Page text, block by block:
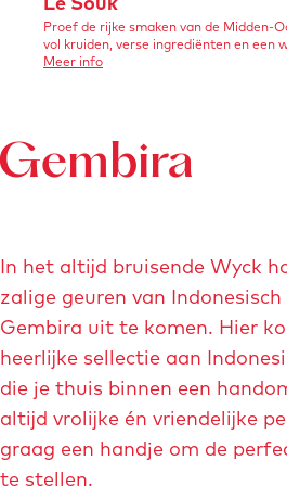
r
i
c
-
m
-
l
o
g
o
-
i
j
e
-
a
a
s
t
e
b
e
d
i
n
g
d
e
l
Proef de rijke smaken van de Midden-
vol kruiden, verse ingrediënten en een
Meer infoo
S
o
e
S
k
In het altijd bruisende Wyck
zalige geuren van
Gembira uit te komen. Hier
heerlijke sellectie aan
die je thuis binnen een
altijd vrolijke én vriendelijke
graag een handje om de
te stellen.